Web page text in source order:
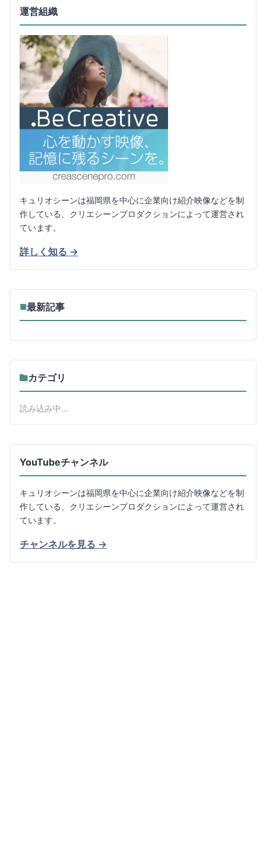
運営組織
キュリオシーンは福岡県を中心に企業向け紹介映像などを制
作している、クリエシーンプロダクションによって運営され
ています。
詳しく知る →
■最新記事
カテゴリ
読み込み中...
YouTubeチャンネル
キュリオシーンは福岡県を中心に企業向け紹介映像などを制
作している、クリエシーンプロダクションによって運営され
ています。
チャンネルを見る →